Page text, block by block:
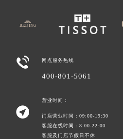
 网点服务热线
400-801-5061

营业时间：
门店营业时间：09:00-19:30
客服在线时间：8:00-22:00
客服及门店节假日不休